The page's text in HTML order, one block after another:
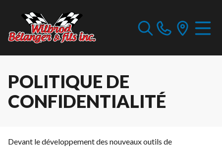
POLITIQUE DE
CONFIDENTIALITÉ
Devant le développement des nouveaux outils de